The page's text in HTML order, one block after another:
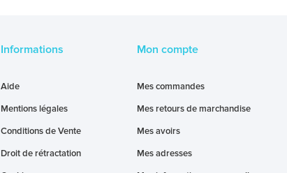
Informations
Aide
Mentions légales
Conditions de Vente
Droit de rétractation
Mon compte
Mes commandes
Mes retours de marchandise
Mes avoirs
Mes adresses